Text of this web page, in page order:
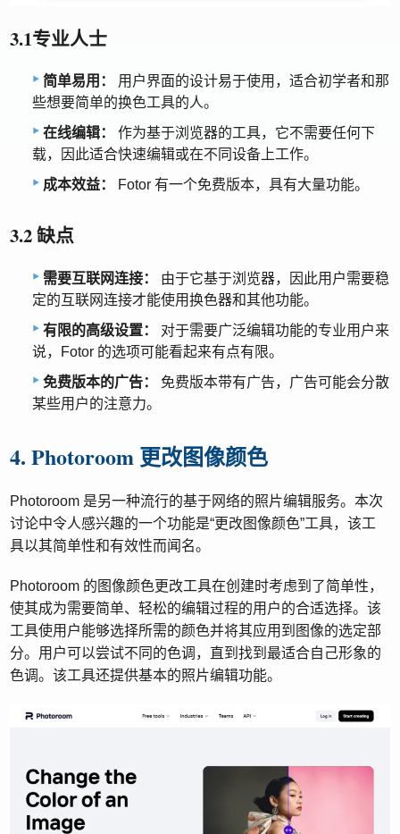
3.1专业人士
简单易用：
用户界面的设计易于使用，适合初学者和那
些想要简单的换色工具的人。
在线编辑：
作为基于浏览器的工具，它不需要任何下
载，因此适合快速编辑或在不同设备上工作。
成本效益：
Fotor 有一个免费版本，具有大量功能。
3.2 缺点
需要互联网连接：
由于它基于浏览器，因此用户需要稳
定的互联网连接才能使用换色器和其他功能。
有限的高级设置：
对于需要广泛编辑功能的专业用户来
说，Fotor 的选项可能看起来有点有限。
免费版本的广告：
免费版本带有广告，广告可能会分散
某些用户的注意力。
4. Photoroom 更改图像颜色
Photoroom 是另一种流行的基于网络的照片编辑服务。本次
讨论中令人感兴趣的一个功能是“更改图像颜色”工具，该工
具以其简单性和有效性而闻名。
Photoroom 的图像颜色更改工具在创建时考虑到了简单性，
使其成为需要简单、轻松的编辑过程的用户的合适选择。该
工具使用户能够选择所需的颜色并将其应用到图像的选定部
分。用户可以尝试不同的色调，直到找到最适合自己形象的
色调。该工具还提供基本的照片编辑功能。